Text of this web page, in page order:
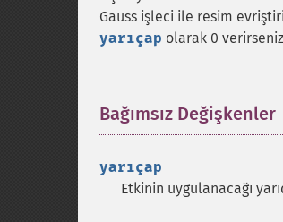
Gauss işleci ile resim
yarıçap olarak 0 verirseniz
Bağımsız Değişkenler
yarıçap
Etkinin uygulanacağı